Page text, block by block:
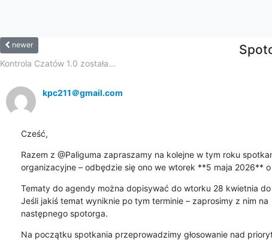
newer
Kontrola Czatów 1.0 została...
kpc211＠gmail.com
Cześć,
Razem z @Paliguma zapraszamy na kolejne w tym roku
organizacyjne – odbędzie się ono we wtorek **5 maja 2026**
Tematy do agendy można dopisywać do wtorku 28 kwietnia
Jeśli jakiś temat wyniknie po tym terminie – zaprosimy z nim na
następnego spotorga.
Na początku spotkania przeprowadzimy głosowanie nad